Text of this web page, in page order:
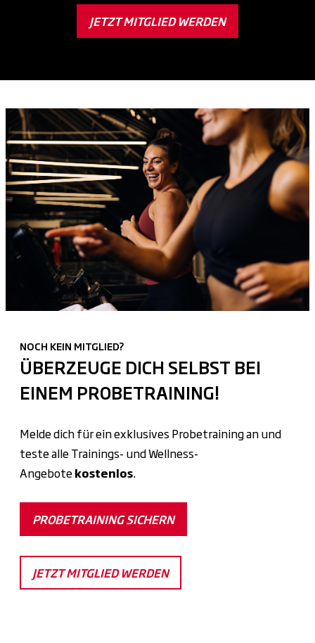
JETZT MITGLIED WERDEN
NOCH KEIN MITGLIED?
ÜBERZEUGE DICH SELBST BEI
EINEM PROBETRAINING!
Melde dich für ein exklusives Probetraining an und
teste alle Trainings- und Wellness-
Angebotekostenlos.
PROBETRAINING SICHERN
JETZT MITGLIED WERDEN